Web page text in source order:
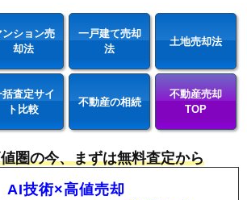
ンション売
却法
一戸建て売却
法
土地売却法
括査定サイ
ト比較
不動産の相続
不動産売却
TOP
圏の今、まずは無料査定から
AI技術×高値売却